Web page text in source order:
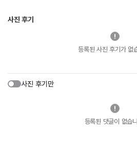
사진 후기
등록된 사진 후기가 없
사진 후기만
등록된 댓글이 없습